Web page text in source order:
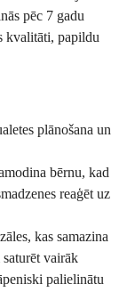
pēc 7 gadu
kvalitāti, papildu
plānošana un
bērnu, kad
reaģēt uz
kas samazina
vairāk
palielinātu